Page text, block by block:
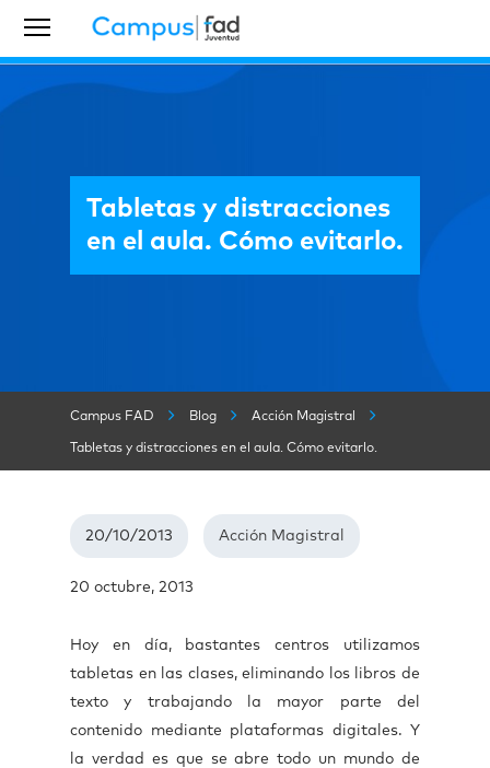
Tabletas y distracciones
en el aula. Cómo evitarlo.
Campus FAD Blog Acción Magistral
Tabletas y distracciones en el aula. Cómo evitarlo.
20/10/2013 Acción Magistral
20 octubre, 2013
Hoy en día, bastantes centros utilizamos
tabletas en las clases, eliminando los libros de
texto y trabajando la mayor parte del
contenido mediante plataformas digitales. Y
la verdad es que se abre todo un mundo de